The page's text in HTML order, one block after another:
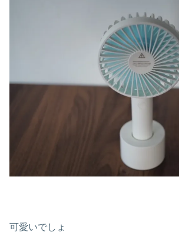
可愛いでしょ